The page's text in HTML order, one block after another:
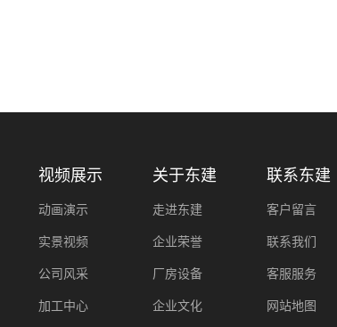
视频展示
动画演示
实景视频
公司风采
加工中心
关于东建
走进东建
企业荣誉
厂房设备
企业文化
联系东建
客户留言
联系我们
客服服务
网站地图